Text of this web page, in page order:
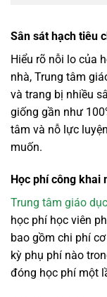
Sân sát hạch tiêu
Hiểu rõ nỗi lo của
nhà, Trung tâm
và trang bị nhiều
giống gần như
tâm và nỗ lực
muốn.
Học phí công khai
Trung tâm giáo
học phí học viên
bao gồm chi phí
kỳ phụ phí nào
đóng học phí một